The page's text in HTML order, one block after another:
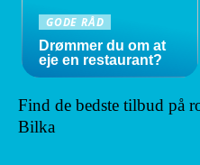
GODE RÅD
Drømmer du om at
eje en restaurant?
Find de bedste tilbud på
Bilka